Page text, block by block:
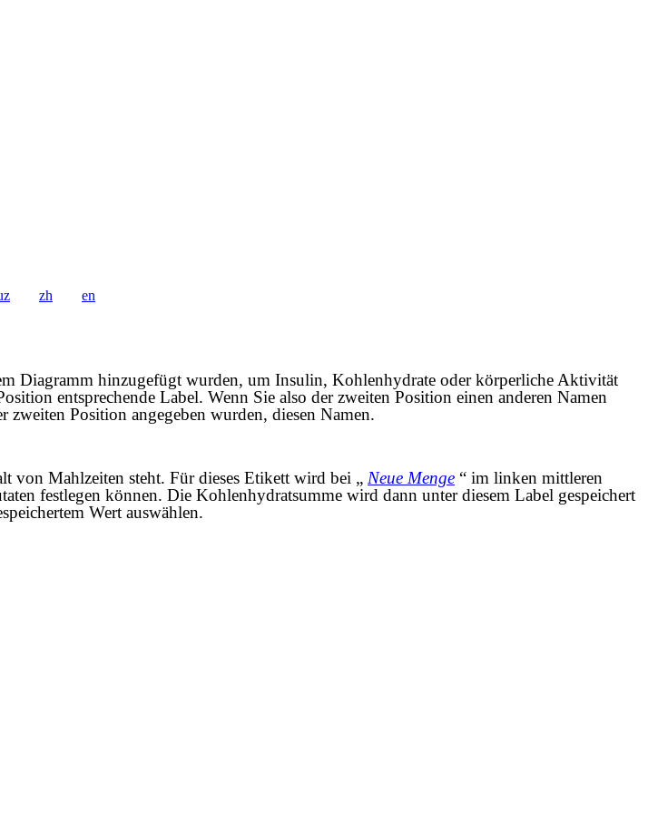
zh en
Diagramm hinzugefügt wurden, um Insulin, Kohlenhydrate oder körperliche Aktivität
entsprechende Label. Wenn Sie also der zweiten Position einen anderen Namen
zweiten Position angegeben wurden, diesen Namen.
von Mahlzeiten steht. Für dieses Etikett wird bei „ Neue Menge “ im linken mittleren
festlegen können. Die Kohlenhydratsumme wird dann unter diesem Label gespeichert
Wert auswählen.